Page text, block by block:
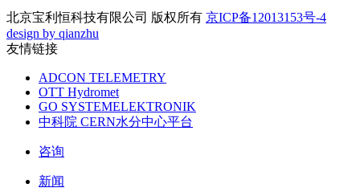
北京宝利恒科技有限公司 版权所有 京ICP备12013153号-4
design by qianzhu
友情链接
ADCON TELEMETRY
OTT Hydromet
GO SYSTEMELEKTRONIK
中科院 CERN水分中心平台
咨询
新闻